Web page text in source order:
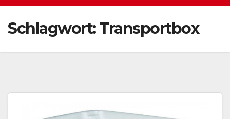
Schlagwort:Transportbox